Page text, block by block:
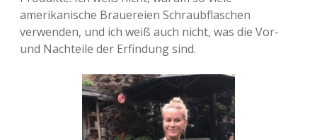
amerikanische Brauereien Schraubflaschen
verwenden, und ich weiß auch nicht, was die Vor-
und Nachteile der Erfindung sind.